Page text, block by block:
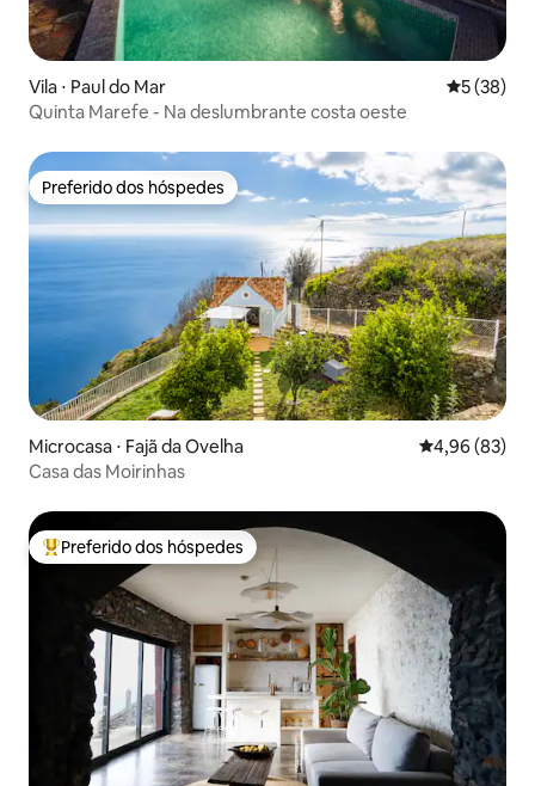
Vila ⋅ Paul do Mar 5 de uma
5 (38)
Quinta Marefe - Na deslumbrante costa oeste
Preferido dos hóspedes
Preferido dos hóspedes
Microcasa ⋅ Fajã da Ovelha 4,96 de uma
4,96 (83)
Casa das Moirinhas
Entre os melhores preferidos dos hóspedes
Preferido dos hóspedes